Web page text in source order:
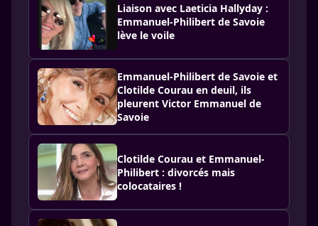
Liaison avec Laeticia Hallyday :
Emmanuel-Philibert de Savoie
lève le voile
Emmanuel-Philibert de Savoie et
Clotilde Courau en deuil, ils
pleurent Victor Emmanuel de
Savoie
Clotilde Courau et Emmanuel-
Philibert : divorcés mais
colocataires !